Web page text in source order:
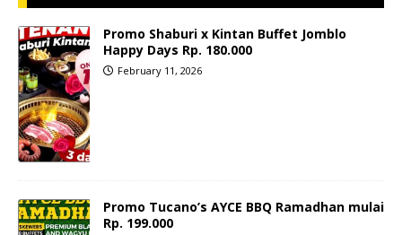
Promo Shaburi x Kintan Buffet Jomblo
Happy Days Rp. 180.000
February 11, 2026
Promo Tucano’s AYCE BBQ Ramadhan mulai
Rp. 199.000